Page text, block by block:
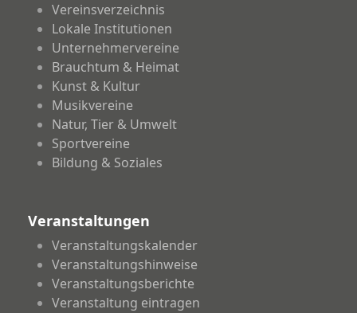
Vereinsverzeichnis
Lokale Institutionen
Unternehmervereine
Brauchtum & Heimat
Kunst & Kultur
Musikvereine
Natur, Tier & Umwelt
Sportvereine
Bildung & Soziales
Veranstaltungen
Veranstaltungskalender
Veranstaltungshinweise
Veranstaltungsberichte
Veranstaltung eintragen